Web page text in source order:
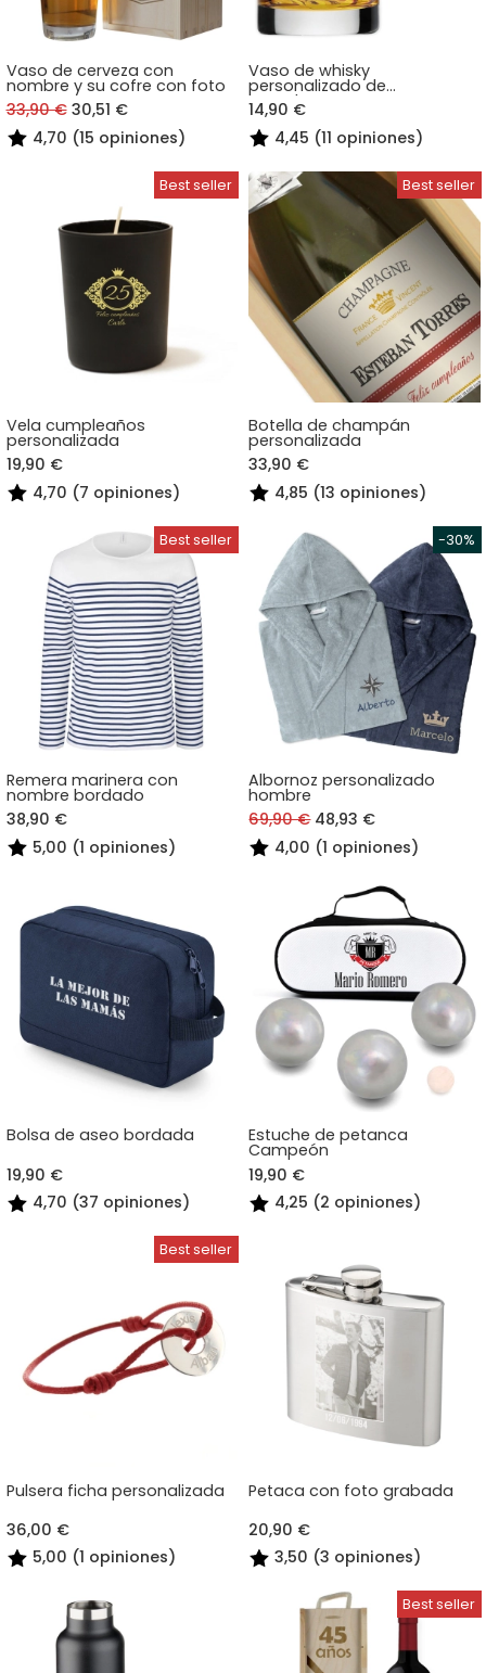
Vaso de cerveza con
nombre y su cofre con foto
33,90 €30,51 €
4,70 (15 opiniones)
Vaso de whisky
personalizado de
cumpleaños
14,90 €
4,45 (11 opiniones)
Vela cumpleaños
personalizada
19,90 €
4,70 (7 opiniones)
Botella de champán
personalizada
33,90 €
4,85 (13 opiniones)
Remera marinera con
nombre bordado
38,90 €
5,00 (1 opiniones)
Albornoz personalizado
hombre
69,90 €48,93 €
4,00 (1 opiniones)
Bolsa de aseo bordada
19,90 €
4,70 (37 opiniones)
Estuche de petanca
Campeón
19,90 €
4,25 (2 opiniones)
Pulsera ficha personalizada
36,00 €
5,00 (1 opiniones)
Petaca con foto grabada
20,90 €
3,50 (3 opiniones)